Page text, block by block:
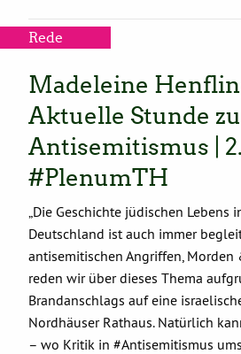
Rede
Madeleine
Aktuelle Stunde zu
Antisemitismus |
#PlenumTH
„Die Geschichte jüdischen Lebens
Deutschland ist auch immer
antisemitischen Angriffen, Morden
reden wir über dieses Thema
Brandanschlags auf eine
Nordhäuser Rathaus. Natürlich
– wo Kritik in #Antisemitismus